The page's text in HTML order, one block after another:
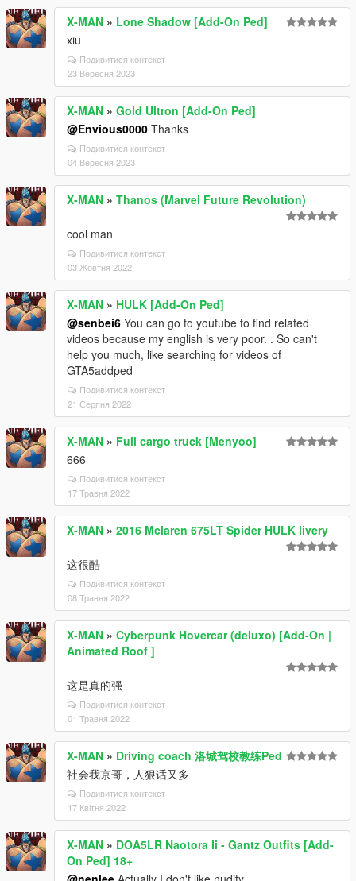
X-MAN » Lone Shadow [Add-On Ped]
xiu
Подивитися контекст
23 Вересня 2023
X-MAN » Gold Ultron [Add-On Ped]
@Envious0000 Thanks
Подивитися контекст
04 Вересня 2023
X-MAN » Thanos (Marvel Future Revolution)
cool man
Подивитися контекст
03 Жовтня 2022
X-MAN » HULK [Add-On Ped]
@senbei6 You can go to youtube to find related
videos because my english is very poor. . So can't
help you much, like searching for videos of
GTA5addped
Подивитися контекст
21 Серпня 2022
X-MAN » Full cargo truck [Menyoo]
666
Подивитися контекст
17 Травня 2022
X-MAN » 2016 Mclaren 675LT Spider HULK livery
这很酷
Подивитися контекст
08 Травня 2022
X-MAN » Cyberpunk Hovercar (deluxo) [Add-On |
Animated Roof ]
这是真的强
Подивитися контекст
01 Травня 2022
X-MAN » Driving coach 洛城驾校教练Ped
社会我京哥，人狠话又多
Подивитися контекст
17 Квітня 2022
X-MAN » DOA5LR Naotora Ii - Gantz Outfits [Add-
On Ped] 18+